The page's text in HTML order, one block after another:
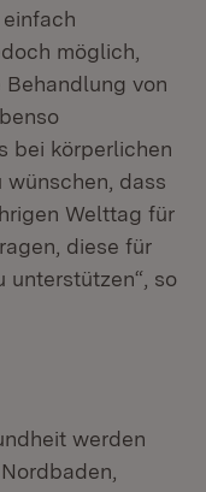
möglich,
von
bei körperlichen
wünschen, dass
Welttag für
diese für
so
werden